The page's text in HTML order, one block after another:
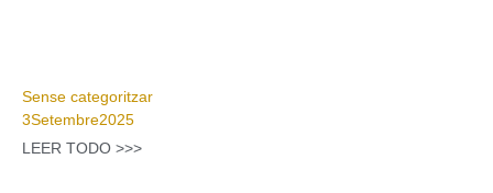
Sense categoritzar
3Setembre2025
LEER TODO >>>